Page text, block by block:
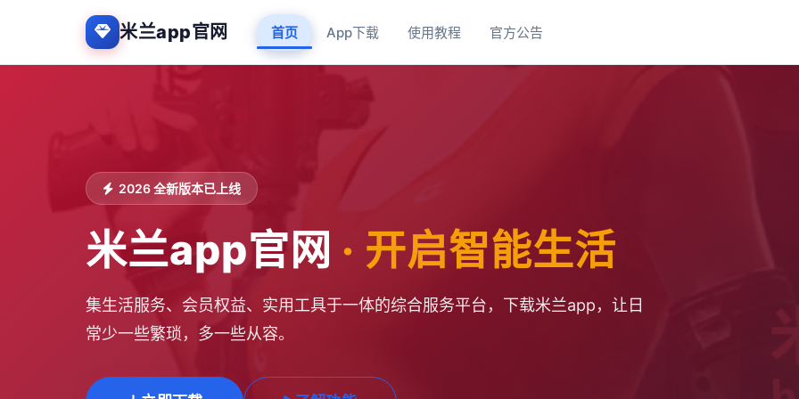
米兰app官网 首页 App下载 使用教程 官方公告
2026 全新版本已上线
米兰app官网 · 开启智能生活
集生活服务、会员权益、实用工具于一体的综合服务平台，下载米兰app，让日
常少一些繁琐，多一些从容。